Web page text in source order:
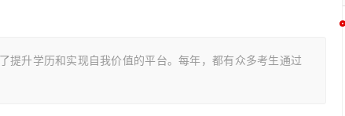
升学历和实现自我价值的平台。每年，都有众多考生通过